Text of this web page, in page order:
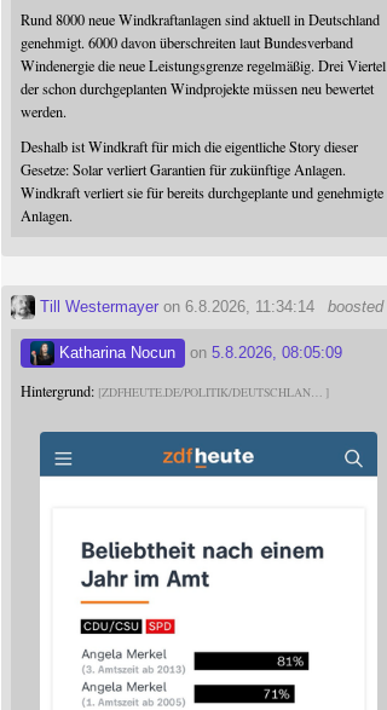
Rund 8000 neue Windkraftanlagen sind aktuell in Deutschland
genehmigt. 6000 davon überschreiten laut Bundesverband
Windenergie die neue Leistungsgrenze regelmäßig. Drei Viertel
der schon durchgeplanten Windprojekte müssen neu bewertet
werden.
Deshalb ist Windkraft für mich die eigentliche Story dieser
Gesetze: Solar verliert Garantien für zukünftige Anlagen.
Windkraft verliert sie für bereits durchgeplante und genehmigte
Anlagen.
boosted
Till Westermayer on 6.8.2026, 11:34:14
Katharina Nocun on5.8.2026, 08:05:09
Hintergrund: ZDFHEUTE.DE/POLITIK/DEUTSCHLAN